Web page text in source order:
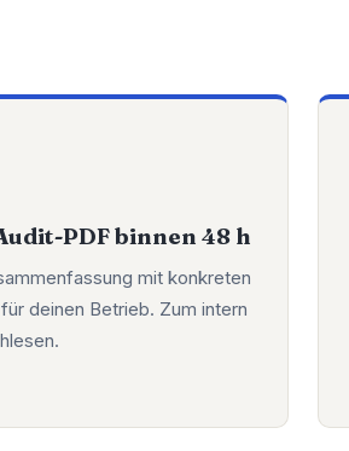
PDF binnen 48 h
mit konkreten
deinen Betrieb. Zum intern